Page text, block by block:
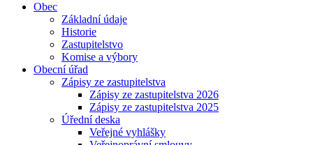
Obec
Základní údaje
Historie
Zastupitelstvo
Komise a výbory
Obecní úřad
Zápisy ze zastupitelstva
Zápisy ze zastupitelstva 2026
Zápisy ze zastupitelstva 2025
Úřední deska
Veřejné vyhlášky